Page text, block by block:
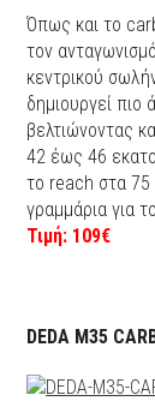
Όπως και το
τον
κεντρικού
δημιουργεί πιο
βελτιώνοντας
42 έως 46
το reach στα 75
γραμμάρια για
Τιμή: 109€
DEDA M35